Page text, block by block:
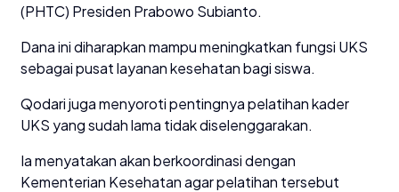
(PHTC) Presiden Prabowo Subianto.
Dana ini diharapkan mampu meningkatkan fungsi UKS
sebagai pusat layanan kesehatan bagi siswa.
Qodari juga menyoroti pentingnya pelatihan kader
UKS yang sudah lama tidak diselenggarakan.
Ia menyatakan akan berkoordinasi dengan
Kementerian Kesehatan agar pelatihan tersebut